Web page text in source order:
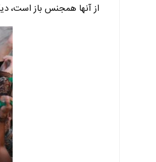
از آنها همجنس باز است،